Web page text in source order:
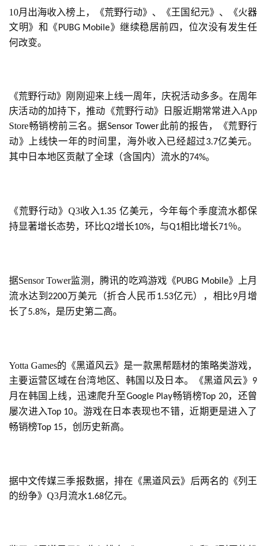
游
茶
原
游
戏
业
界
戏
10月出海收入榜上，《荒野行动》、《王国纪元》、《火器
文明》和《PUBG Mobile》继续稳居前四，位次没有发生任
何改变。
《荒野行动》刚刚迎来上线一周年，庆祝活动多多。在周年
庆活动的加持下，推动《荒野行动》日服近期常常进入App
Store畅销榜前三名。据Sensor Tower此前的报告，《荒野行
动》上线快一年的时间里，海外收入已经超过3.7亿美元。
其中日本地区贡献了全球（含国内）流水的74%。
《荒野行动》Q3收入1.35 亿美元，今年每个季度流水都保
持显著增长态势，环比Q2增长10%，与Q1相比增长71％。
据Sensor Tower监测，腾讯的吃鸡游戏《PUBG Mobile》上月
流水达到 2200万美元（折合人民币 1.53亿元），相比9月增
长了5.8%，是历史第二高。
Yotta Games的《黑道风云》是一款黑帮题材的策略类游戏，
主要运营区域在台湾地区、韩国以及日本。《黑道风云》 9
月在韩国上线，迅速爬升至Google Play畅销榜Top 20，还曾
屡次进入Top 10。游戏在日本表现也不错，近期更是进入了
畅销榜Top 15，创历史新高。
据中文传媒三季报数据，排在《黑道风云》后两名的《列王
的纷争》Q3月流水1.68亿元。